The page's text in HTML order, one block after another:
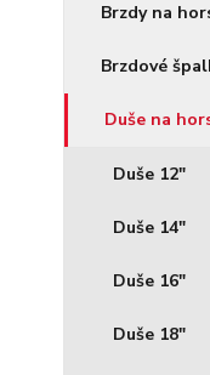
Brzdy na
Brzdové
Duše na
Duše 12"
Duše 14"
Duše 16"
Duše 18"